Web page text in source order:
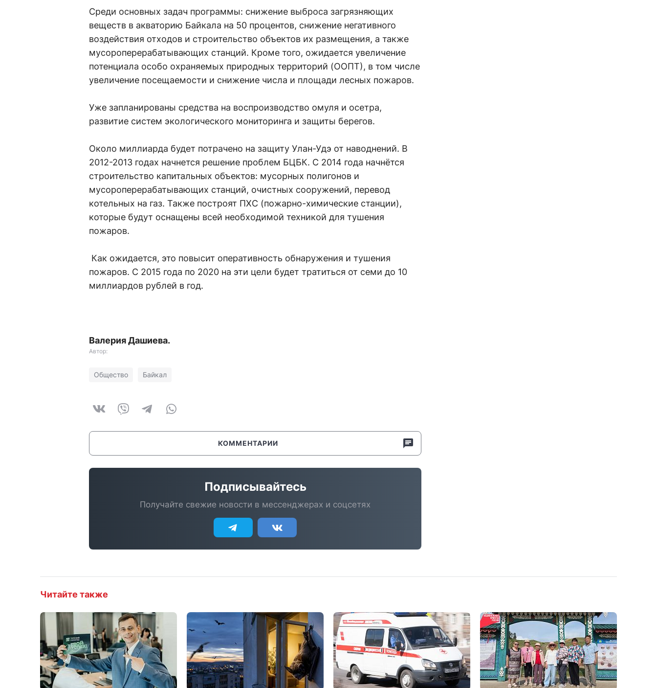
Среди основных задач программы: снижение выброса загрязняющих
веществ в акваторию Байкала на 50 процентов, снижение негативного
воздействия отходов и строительство объектов их размещения, а также
мусороперерабатывающих станций. Кроме того, ожидается увеличение
потенциала особо охраняемых природных территорий (ООПТ), в том числе
увеличение посещаемости и снижение числа и площади лесных пожаров.
Уже запланированы средства на воспроизводство омуля и осетра,
развитие систем экологического мониторинга и защиты берегов.
Около миллиарда будет потрачено на защиту Улан-Удэ от наводнений. В
2012-2013 годах начнется решение проблем БЦБК. С 2014 года начнётся
строительство капитальных объектов: мусорных полигонов и
мусороперерабатывающих станций, очистных сооружений, перевод
котельных на газ. Также построят ПХС (пожарно-химические станции),
которые будут оснащены всей необходимой техникой для тушения
пожаров.
Как ожидается, это повысит оперативность обнаружения и тушения
пожаров. С 2015 года по 2020 на эти цели будет тратиться от семи до 10
миллиардов рублей в год.
Валерия Дашиева.
Автор:
Общество Байкал
КОММЕНТАРИИ
Подписывайтесь
Получайте свежие новости в мессенджерах и соцсетях
Читайте также